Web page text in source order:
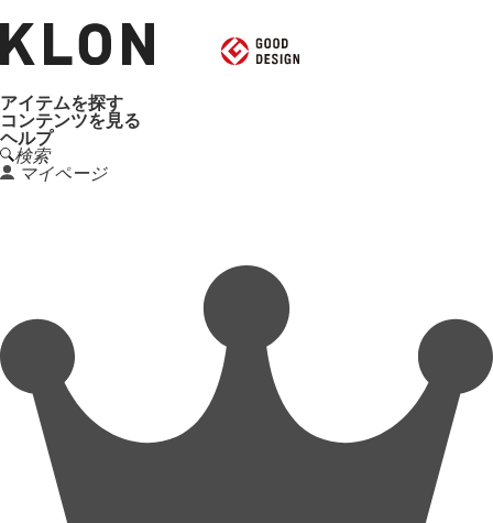
アイテムを探す
コンテンツを見る
ヘルプ
検索
マイページ